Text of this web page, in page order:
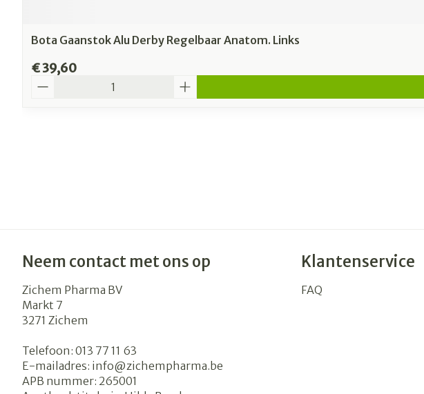
Bota Gaanstok Alu Derby Regelbaar Anatom. Links
€ 39,60
Neem contact met ons op
Zichem Pharma BV
Markt 7
3271 Zichem
Telefoon: 013 77 11 63
E-mailadres: info@zichempharma.be
APB nummer: 265001
Klantenservice
FAQ